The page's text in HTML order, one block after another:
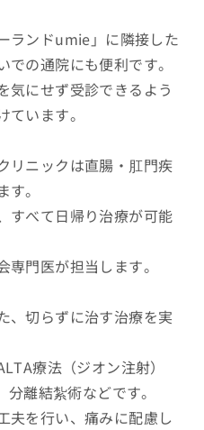
ランドumie」に隣接した
の通院にも便利です。
気にせず受診できるよう
います。
リニックは直腸・肛門疾
。
すべて日帰り治療が可能
門医が担当します。
、切らずに治す治療を実
療法（ジオン注射）
離結紮術などです。
夫を行い、痛みに配慮し